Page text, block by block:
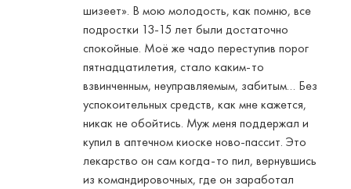
шизеет». В мою молодость, как помню, все
подростки 13-15 лет были достаточно
спокойные. Моё же чадо переступив порог
пятнадцатилетия, стало каким-то
взвинченным, неуправляемым, забитым… Без
успокоительных средств, как мне кажется,
никак не обойтись. Муж меня поддержал и
купил в аптечном киоске ново-пассит. Это
лекарство он сам когда-то пил, вернувшись
из командировочных, где он заработал